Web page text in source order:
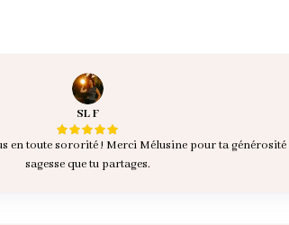
SL F
en toute sororité ! Merci Mélusine pour ta générosité
sagesse que tu partages.